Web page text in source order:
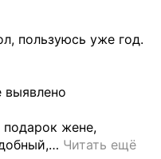
пользуюсь уже год.
выявлено
подарок жене,
… Читать ещё